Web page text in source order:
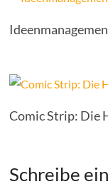
Comic Strip: Die
Schreibe